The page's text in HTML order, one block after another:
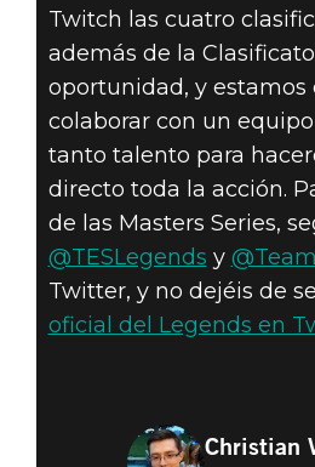
Twitch las cuatro
además de la
oportunidad, y estamos
colaborar con un
tanto talento para
directo toda la acción.
de las Masters Series,
@TESLegends y
Twitter, y no dejéis de
oficial del Legends en
Christian